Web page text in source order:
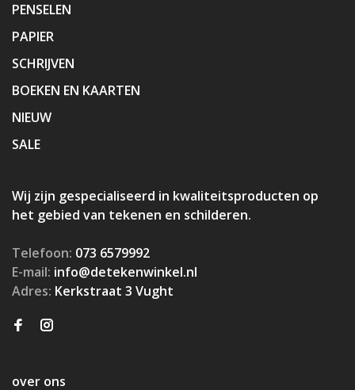
PENSELEN
PAPIER
SCHRIJVEN
BOEKEN EN KAARTEN
NIEUW
SALE
Wij zijn gespecialiseerd in kwaliteitsproducten op
het gebied van tekenen en schilderen.
Telefoon: 073 6579992
E-mail: info@detekenwinkel.nl
Adres: Kerkstraat 3 Vught
over ons